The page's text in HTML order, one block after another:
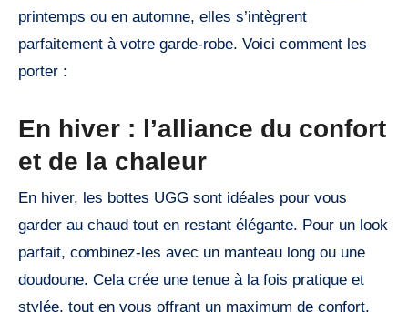
printemps ou en automne, elles s’intègrent
parfaitement à votre garde-robe. Voici comment les
porter :
En hiver : l’alliance du confort
et de la chaleur
En hiver, les bottes UGG sont idéales pour vous
garder au chaud tout en restant élégante. Pour un look
parfait, combinez-les avec un manteau long ou une
doudoune. Cela crée une tenue à la fois pratique et
stylée, tout en vous offrant un maximum de confort.